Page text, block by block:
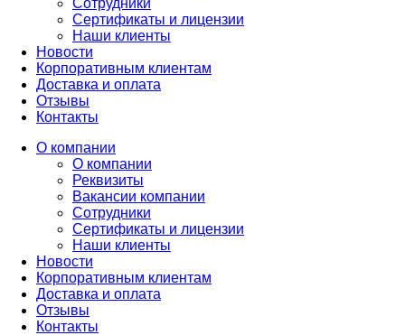
Сотрудники
Сертификаты и лицензии
Наши клиенты
Новости
Корпоративным клиентам
Доставка и оплата
Отзывы
Контакты
О компании
О компании
Реквизиты
Вакансии компании
Сотрудники
Сертификаты и лицензии
Наши клиенты
Новости
Корпоративным клиентам
Доставка и оплата
Отзывы
Контакты